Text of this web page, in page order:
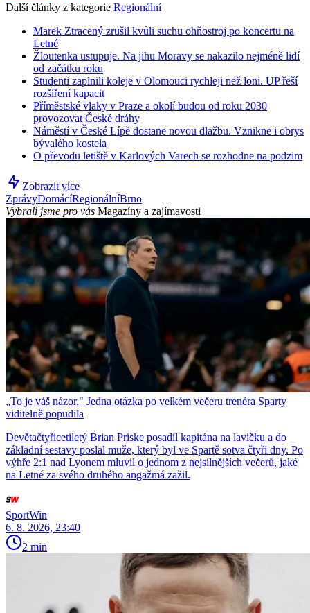
Další články z kategorie Regionální
Marek Ztracený zrušil kvůli suchu ohňostroj po koncertu na
Letné
Žloutenka ustupuje. Na jihu Moravy se nakazilo nejméně lidí
od začátku roku
Studenti zaplnili koleje v Olomouci rychleji než loni. UP řeší
rozšíření kapacit
Příměstské vlaky v Praze a okolí budou od roku 2030
provozovat České dráhy
Náměstí v České Lípě dostane novou dlažbu. Vznikne i obrys
bývalého kostela
O převodu letiště v Karlových Varech se rozhodne na podzim
Zobrazit více
ZprávyDomácíRegionálníBrno
Vybrali jsme pro vás Magazíny a zajímavosti
„To je váš názor." Jedna otázka po velkém večeru trenéra Sparty
viditelně popudila
Devětačtyřicetiletý Brian Priske posadil kapitána na lavičku a do
základní sestavy poslal muže, který byl ve Spartě sotva čtyři dny. Po
výhře 2:1 nad Lyonem mluvil o jednom z nejsilnějších večerů, jaké
na Letné za svého druhého angažmá zažil.
SportWin
6. 8. 2026, 23:40
2 min